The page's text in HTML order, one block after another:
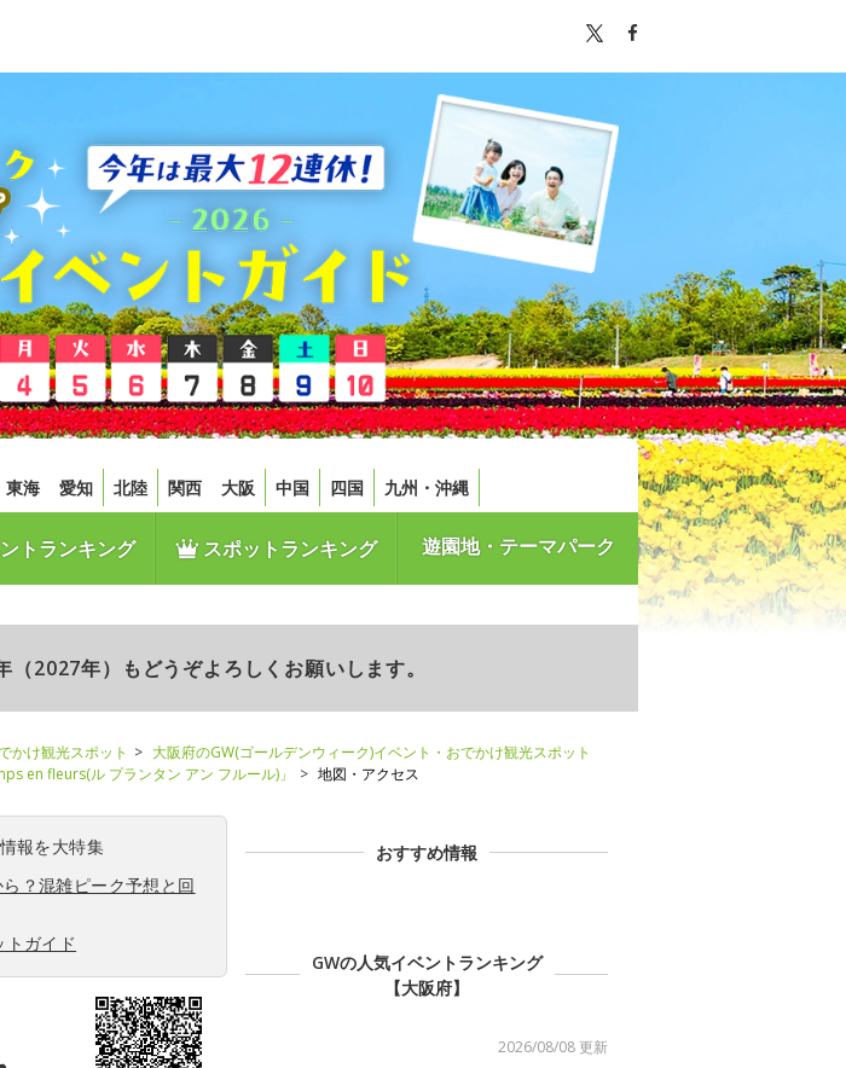
東海 愛知 北陸 関西 大阪 中国 四国 九州・沖縄
トランキング スポットランキング 遊園地・テーマパーク
2027年）もどうぞよろしくお願いします。
かけ観光スポット
大阪府のGW(ゴールデンウィーク)イベント・おでかけ観光スポット
en fleurs(ル プランタン アン フルール)」 地図・アクセス
報を大特集
？混雑ピーク予想と回
ガイド
おすすめ情報
GWの人気イベントランキング
【大阪府】
2026/08/08 更新